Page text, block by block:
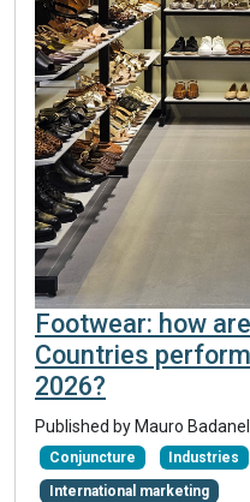
Footwear: how
Countries
2026?
Published byMauro
Conjuncture Industries
International marketing